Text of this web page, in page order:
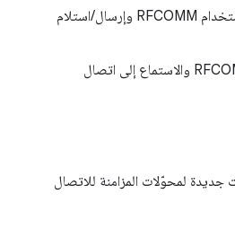
الاتصال بجهاز بعيد باستخدام RFCOMM وإرسال/استلام
الإعلان عن خدمات RFCOMM والاستماع إلى اتصال
لمحوّلات المزامنة للاتصال